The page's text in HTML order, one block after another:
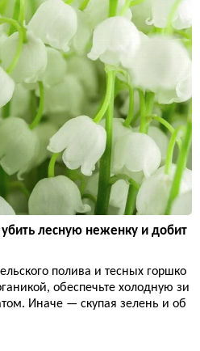
лесную неженку и добит
полива и тесных горшко
обеспечьте холодную зи
Иначе — скупая зелень и об